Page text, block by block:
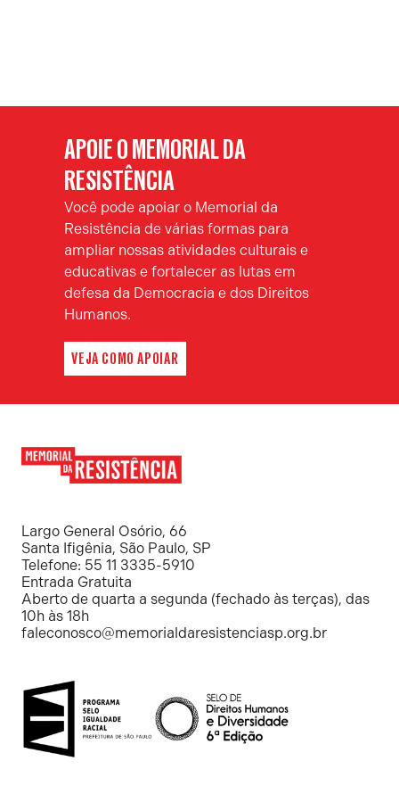
APOIE O MEMORIAL DA
RESISTÊNCIA
Você pode apoiar o Memorial da
Resistência de várias formas para
ampliar nossas atividades culturais e
educativas e fortalecer as lutas em
defesa da Democracia e dos Direitos
Humanos.
VEJA COMO APOIAR
Resistência
Largo General Osório, 66
Santa Ifigênia, São Paulo, SP
Telefone: 55 11 3335-5910
Entrada Gratuita
Aberto de quarta a segunda (fechado às terças), das
10h às 18h
faleconosco@memorialdaresistenciasp.org.br